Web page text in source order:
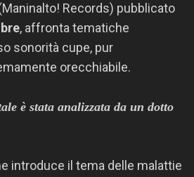
Records) pubblicato
, affronta tematiche
sonorità cupe, pur
orecchiabile.
è stata analizzata da un dotto
introduce il tema delle malattie